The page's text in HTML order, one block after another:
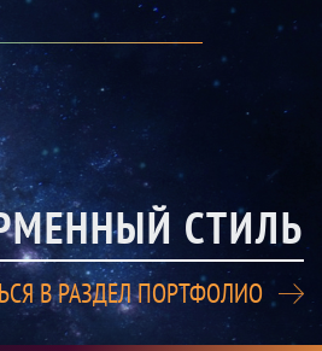
СТИЛЬ
В РАЗДЕЛ ПОРТФОЛИО